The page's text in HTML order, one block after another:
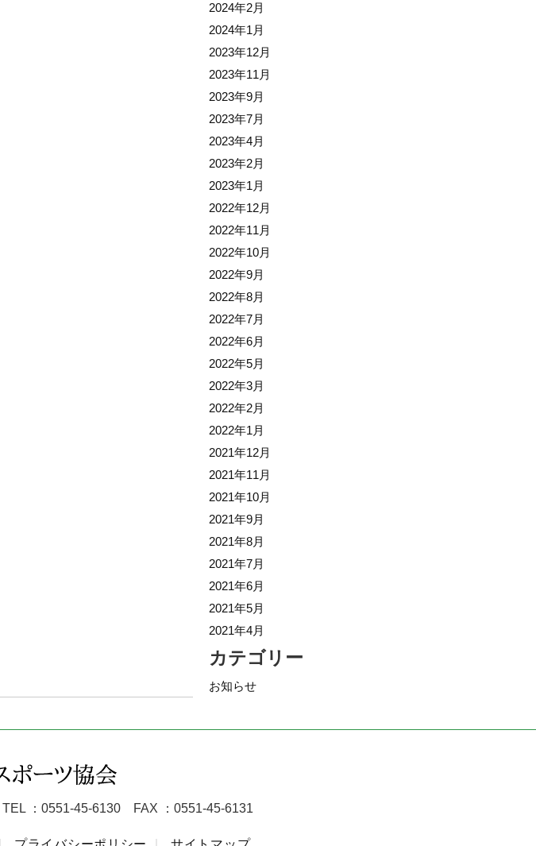
2024年2月
2024年1月
2023年12月
2023年11月
2023年9月
2023年7月
2023年4月
2023年2月
2023年1月
2022年12月
2022年11月
2022年10月
2022年9月
2022年8月
2022年7月
2022年6月
2022年5月
2022年3月
2022年2月
2022年1月
2021年12月
2021年11月
2021年10月
2021年9月
2021年8月
2021年7月
2021年6月
2021年5月
2021年4月
カテゴリー
お知らせ
TEL ：0551-45-6130 FAX ：0551-45-6131